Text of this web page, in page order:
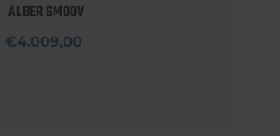
ALBER SMOOV
€4.009,00